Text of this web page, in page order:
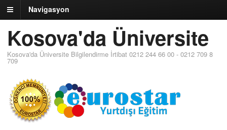
Navigasyon
Kosova'da Üniversite
Kosova'da Üniversite Bilgilendirme İrtibat 0212 244 66 00 - 0212 709 8
709